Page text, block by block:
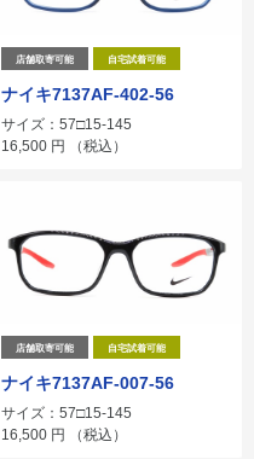
店舗取寄可能 自宅試着可能
ナイキ7137AF-402-56
サイズ：57□15-145
16,500 円 （税込）
店舗取寄可能 自宅試着可能
ナイキ7137AF-007-56
サイズ：57□15-145
16,500 円 （税込）